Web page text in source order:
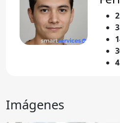
Imágenes